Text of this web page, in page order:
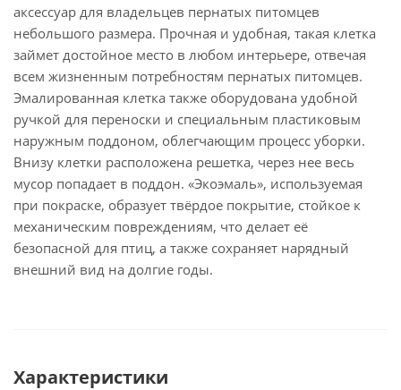
аксессуар для владельцев пернатых питомцев
небольшого размера. Прочная и удобная, такая клетка
займет достойное место в любом интерьере, отвечая
всем жизненным потребностям пернатых питомцев.
Эмалированная клетка также оборудована удобной
ручкой для переноски и специальным пластиковым
наружным поддоном, облегчающим процесс уборки.
Внизу клетки расположена решетка, через нее весь
мусор попадает в поддон. «Экоэмаль», используемая
при покраске, образует твёрдое покрытие, стойкое к
механическим повреждениям, что делает её
безопасной для птиц, а также сохраняет нарядный
внешний вид на долгие годы.
Характеристики